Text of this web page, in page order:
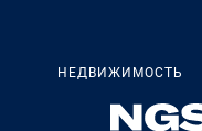
НЕДВИЖИМОСТЬ